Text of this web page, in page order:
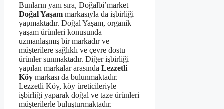
Bunların yanı sıra, Doğalbi’market
Doğal Yaşam markasıyla da işbirliği
yapmaktadır. Doğal Yaşam, organik
yaşam ürünleri konusunda
uzmanlaşmış bir markadır ve
müşterilere sağlıklı ve çevre dostu
ürünler sunmaktadır. Diğer işbirliği
yapılan markalar arasında Lezzetli
Köy markası da bulunmaktadır.
Lezzetli Köy, köy üreticileriyle
işbirliği yaparak doğal ve taze ürünleri
müşterilerle buluşturmaktadır.